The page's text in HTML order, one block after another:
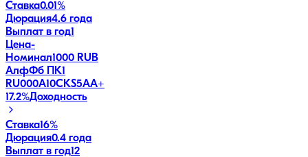
Ставка0.01%
Дюрация4.6 года
Выплат в год1
Цена-
Номинал1000 RUB
АлфФб ПК1
RU000A10CKS5AA+
17.2%Доходность
Ставка16%
Дюрация0.4 года
Выплат в год12